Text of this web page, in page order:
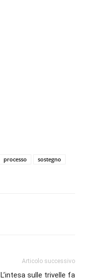
processo
sostegno
Articolo successivo
L’intesa sulle trivelle fa